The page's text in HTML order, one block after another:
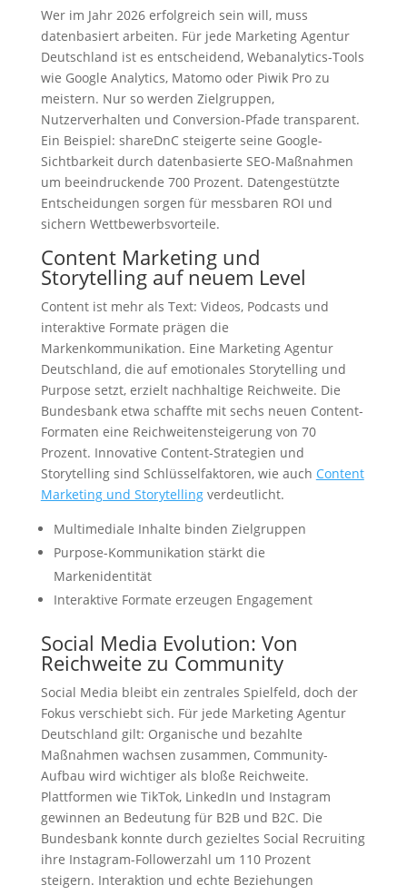
Wer im Jahr 2026 erfolgreich sein will, muss
datenbasiert arbeiten. Für jede Marketing Agentur
Deutschland ist es entscheidend, Webanalytics-Tools
wie Google Analytics, Matomo oder Piwik Pro zu
meistern. Nur so werden Zielgruppen,
Nutzerverhalten und Conversion-Pfade transparent.
Ein Beispiel: shareDnC steigerte seine Google-
Sichtbarkeit durch datenbasierte SEO-Maßnahmen
um beeindruckende 700 Prozent. Datengestützte
Entscheidungen sorgen für messbaren ROI und
sichern Wettbewerbsvorteile.
Content Marketing und
Storytelling auf neuem Level
Content ist mehr als Text: Videos, Podcasts und
interaktive Formate prägen die
Markenkommunikation. Eine Marketing Agentur
Deutschland, die auf emotionales Storytelling und
Purpose setzt, erzielt nachhaltige Reichweite. Die
Bundesbank etwa schaffte mit sechs neuen Content-
Formaten eine Reichweitensteigerung von 70
Prozent. Innovative Content-Strategien und
Storytelling sind Schlüsselfaktoren, wie auch Content
Marketing und Storytellingverdeutlicht.
Multimediale Inhalte binden Zielgruppen
Purpose-Kommunikation stärkt die
Markenidentität
Interaktive Formate erzeugen Engagement
Social Media Evolution: Von
Reichweite zu Community
Social Media bleibt ein zentrales Spielfeld, doch der
Fokus verschiebt sich. Für jede Marketing Agentur
Deutschland gilt: Organische und bezahlte
Maßnahmen wachsen zusammen, Community-
Aufbau wird wichtiger als bloße Reichweite.
Plattformen wie TikTok, LinkedIn und Instagram
gewinnen an Bedeutung für B2B und B2C. Die
Bundesbank konnte durch gezieltes Social Recruiting
ihre Instagram-Followerzahl um 110 Prozent
steigern. Interaktion und echte Beziehungen